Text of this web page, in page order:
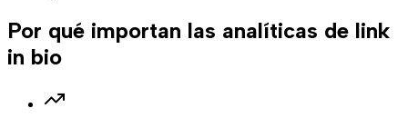
Por qué importan las analíticas de link
in bio